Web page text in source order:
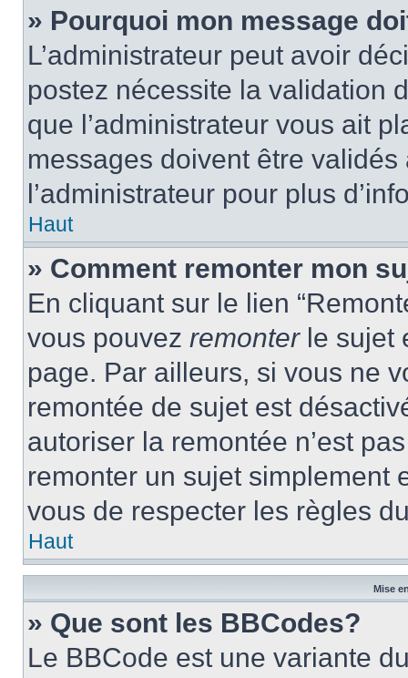
» Pourquoi mon message
L’administrateur peut avoir
postez nécessite la validation
que l’administrateur vous ait
messages doivent être validés
l’administrateur pour plus
Haut
» Comment remonter mon
En cliquant sur le lien
vous pouvez remonterle sujet
page. Par ailleurs, si vous ne
remontée de sujet est
autoriser la remontée n’est
remonter un sujet simplement
vous de respecter les règles
Haut
Mise
» Que sont les BBCodes?
Le BBCode est une variante